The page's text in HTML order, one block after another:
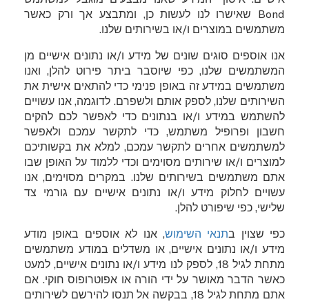
Bond שאישרו לנו לעשות כן, ומתבצע אך ורק כאשר
משתמשים במוצרים ו/או בשירותים שלנו.
אנו אוספים סוגים שונים של מידע ו/או נתונים אישיים מן
המשתמשים שלנו, כפי שיוסבר ביתר פירוט להלן, ואנו
משתמשים במידע זה באופן פנימי כדי להתאים אישית את
השירותים שלנו, לספק אותם ולשפרם. לדוגמה, אנו עשויים
להשתמש במידע ו/או בנתונים כדי לאפשר לכם להקים
חשבון ופרופיל משתמש, כדי לתקשר עמכם ולאפשר
למשתמשים אחרים לתקשר עמכם, למלא את בקשותיכם
למוצרים ו/או שירותים מסוימים וכדי ללמוד על האופן שבו
אתם משתמשים בשירותים שלנו. במקרים מסוימים, אנו
עשויים לחלוק מידע ו/או נתונים אישיים עם גורמי צד
שלישי, כפי שיפורט להלן.
כפי שצוין בתנאי השימוש, אנו לא אוספים באופן מודע
מידע ו/או נתונים אישיים, או משדלים במודע משתמשים
מתחת לגיל 18, לספק לנו מידע ו/או נתונים אישיים, למעט
כאשר הדבר מאושר על ידי הורה או אפוטרופוס חוקי. אם
אתם מתחת לגיל 18, בבקשה אל תנסו להירשם לשירותים